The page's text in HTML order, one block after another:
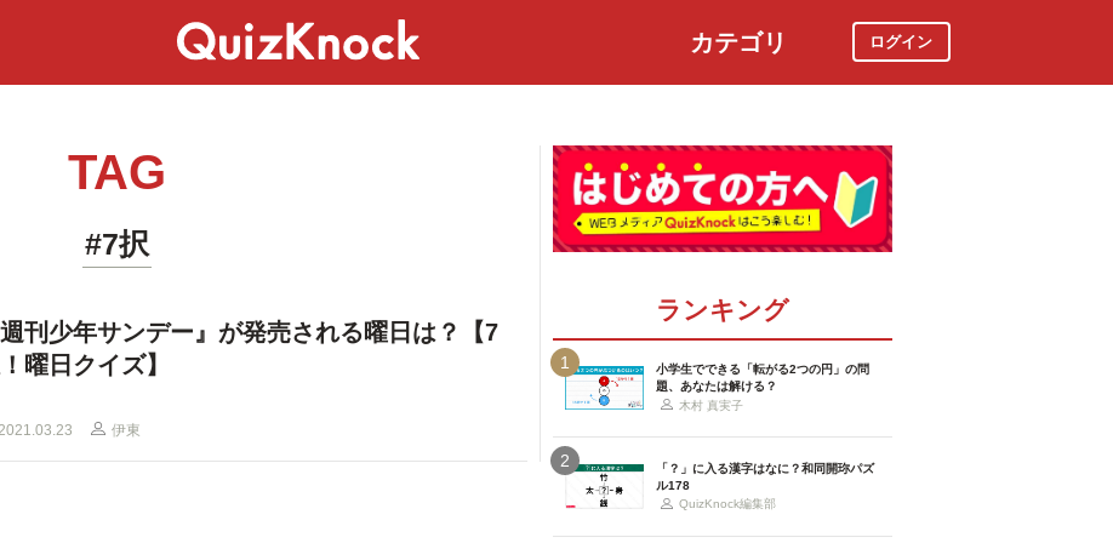
カテゴリ ログイン
TAG
#7択
週刊少年サンデー』が発売される曜日は？【7
曜日クイズ】
2021.03.23 伊東
ランキング
1
小学生でできる「転がる2つの円」の問
題、あなたは解ける？
木村 真実子
2
「？」に入る漢字はなに？和同開珎パズ
ル178
QuizKnock編集部